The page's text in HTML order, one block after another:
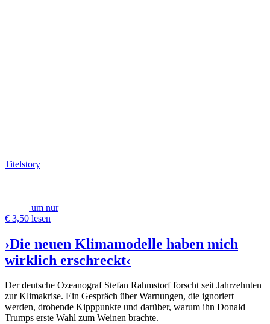
Titelstory
um nur
€ 3,50 lesen
›Die neuen Klimamodelle haben mich
wirklich erschreckt‹
Der deutsche Ozeanograf Stefan Rahmstorf forscht seit Jahrzehnten
zur Klimakrise. Ein Gespräch über Warnungen, die ignoriert
werden, drohende Kipppunkte und darüber, warum ihn Donald
Trumps erste Wahl zum Weinen brachte.